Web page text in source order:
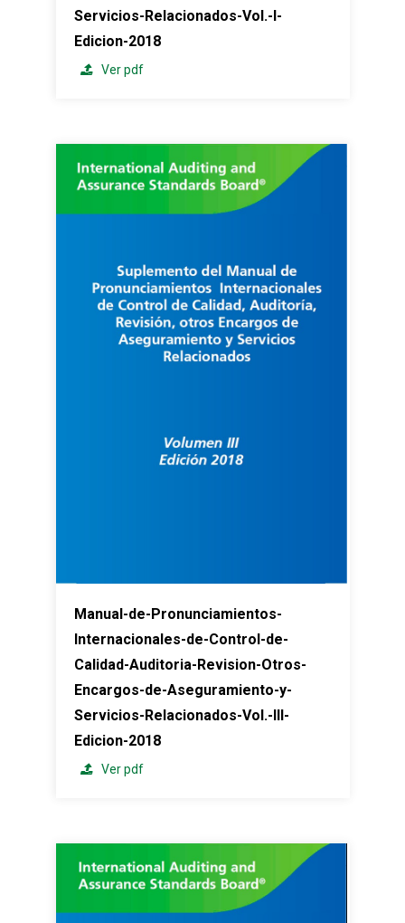
Servicios-Relacionados-Vol.-I-
Edicion-2018
Ver pdf
Manual-de-Pronunciamientos-
Internacionales-de-Control-de-
Calidad-Auditoria-Revision-Otros-
Encargos-de-Aseguramiento-y-
Servicios-Relacionados-Vol.-III-
Edicion-2018
Ver pdf